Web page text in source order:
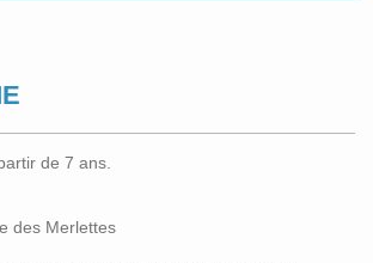
de 7 ans.
des Merlettes